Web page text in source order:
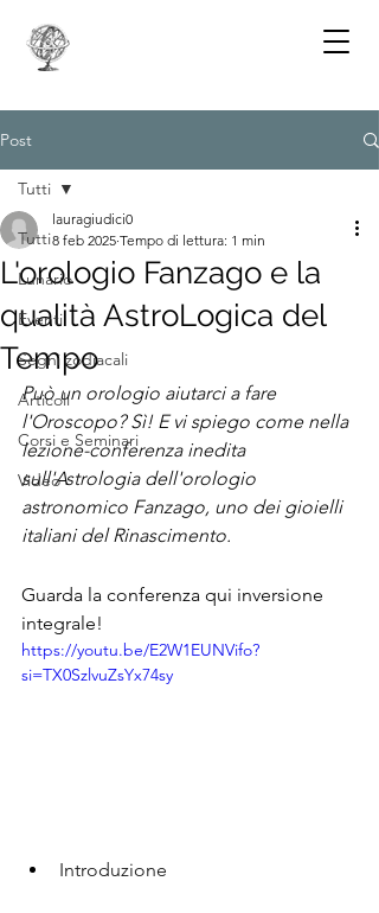
Post
Tutti
Lunario
Eventi
Segni zodiacali
Articoli
Corsi e Seminari
Video
Tutti
L'orologio Fanzago e la
qualità AstroLogica del
Tempo
lauragiudici0
8 feb 2025 Tempo di lettura: 1 min
Può un orologio aiutarci a fare
l'Oroscopo? Sì! E vi spiego come nella
lezione-conferenza inedita
sull'Astrologia dell'orologio
astronomico Fanzago, uno dei gioielli
italiani del Rinascimento.
Guarda la conferenza qui inversione
integrale!
https://youtu.be/E2W1EUNVifo?
si=TX0SzlvuZsYx74sy
Introduzione